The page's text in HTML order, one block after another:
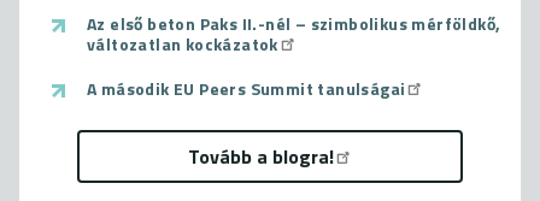
Az első beton Paks II.-nél – szimbolikus mérföldkő,
változatlan kockázatok
A második EU Peers Summit tanulságai
Tovább a blogra!